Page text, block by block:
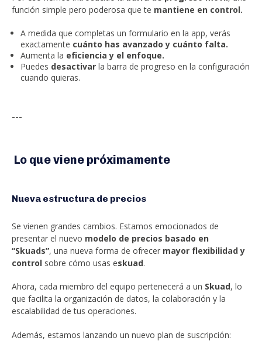
función simple pero poderosa que te mantiene en control.
A medida que completas un formulario en la app, verás
exactamente cuánto has avanzado y cuánto falta.
Aumenta la eficiencia y el enfoque.
Puedes desactivar la barra de progreso en la configuración
cuando quieras.
---
Lo que viene próximamente
Nueva estructura de precios
Se vienen grandes cambios. Estamos emocionados de
presentar el nuevo modelo de precios basado en
“Skuads”, una nueva forma de ofrecer mayor flexibilidad y
control sobre cómo usas eskuad.
Ahora, cada miembro del equipo pertenecerá a un Skuad, lo
que facilita la organización de datos, la colaboración y la
escalabilidad de tus operaciones.
Además, estamos lanzando un nuevo plan de suscripción: